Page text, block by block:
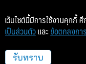
เคป ดารา รีสอร์
เว็บไซต์นี้มีการใช้งานคุกกี้
เป็นส่วนตัว และ ข้อตกลงกา
รับทราบ